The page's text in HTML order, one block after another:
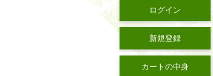
ログイン
新規登録
カートの中身